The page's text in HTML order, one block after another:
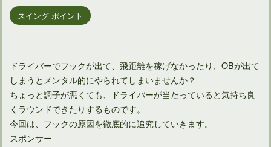
スイング ポイント
ドライバーでフックが出て、飛距離を稼げなかったり、OBが出て
しまうとメンタル的にやられてしまいませんか？
ちょっと調子が悪くても、ドライバーが当たっていると気持ち良
くラウンドできたりするものです。
今回は、フックの原因を徹底的に追究していきます。
スポンサー